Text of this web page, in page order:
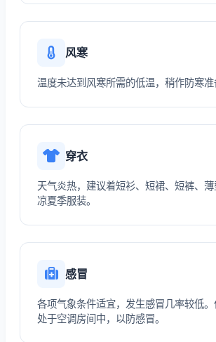
风寒
温度未达到风寒所需的低温，稍作防寒准
穿衣
天气炎热，建议着短衫、短裙、短裤、
凉夏季服装。
感冒
各项气象条件适宜，发生感冒几率较低
处于空调房间中，以防感冒。